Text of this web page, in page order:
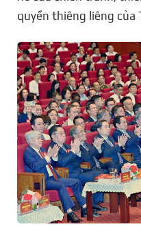
quyền thiêng liêng của